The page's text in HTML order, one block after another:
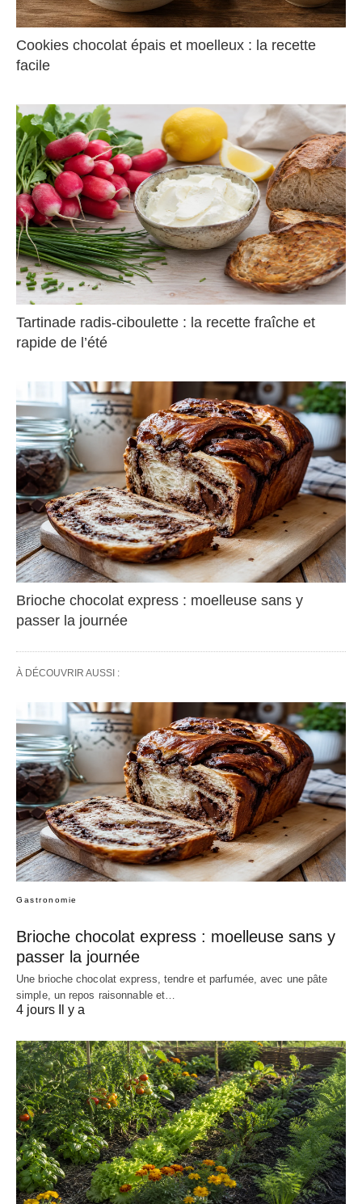
Cookies chocolat épais et moelleux : la recette
facile
Tartinade radis-ciboulette : la recette fraîche et
rapide de l’été
Brioche chocolat express : moelleuse sans y
passer la journée
À DÉCOUVRIR AUSSI :
Gastronomie
Brioche chocolat express : moelleuse sans y
passer la journée
Une brioche chocolat express, tendre et parfumée, avec une pâte
simple, un repos raisonnable et…
4 jours Il y a